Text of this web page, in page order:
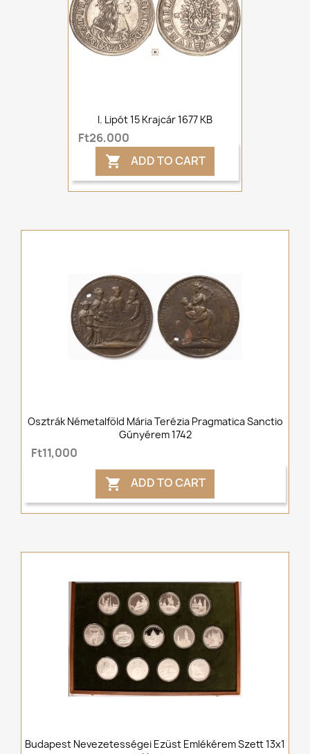
I. Lipót 15 Krajcár 1677 KB
Ft26,000
 ADD TO CART
Osztrák Németalföld Mária Terézia Pragmatica Sanctio
Gúnyérem 1742
Ft11,000
 ADD TO CART
Budapest Nevezetességei Ezüst Emlékérem Szett 13x1